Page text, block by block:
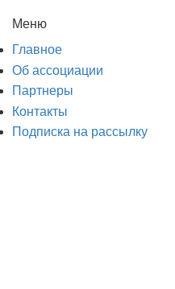
Меню
Главное
Об ассоциации
Партнеры
Контакты
Подписка на рассылку